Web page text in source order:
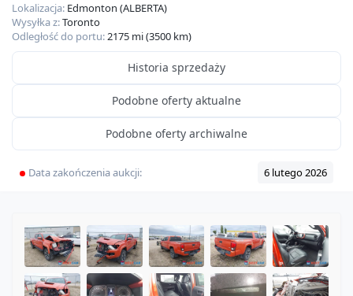
Lokalizacja: Edmonton (ALBERTA)
Wysyłka z:Toronto
Odległość do portu:2175 mi (3500 km)
Historia sprzedaży
Podobne oferty aktualne
Podobne oferty archiwalne
Data zakończenia aukcji: 6 lutego 2026